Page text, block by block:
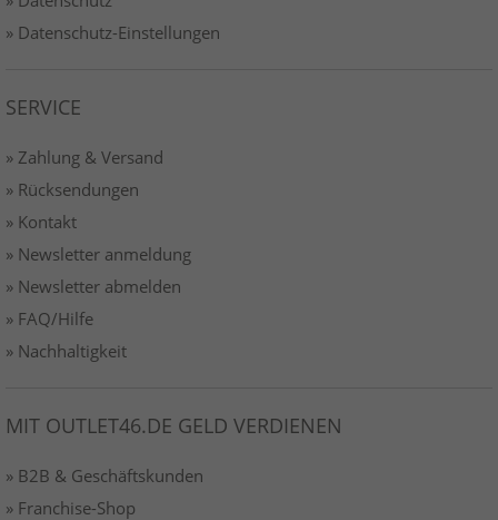
» Datenschutz-Einstellungen
SERVICE
» Zahlung & Versand
» Rücksendungen
» Kontakt
» Newsletter anmeldung
» Newsletter abmelden
» FAQ/Hilfe
» Nachhaltigkeit
MIT OUTLET46.DE GELD VERDIENEN
» B2B & Geschäftskunden
» Franchise-Shop